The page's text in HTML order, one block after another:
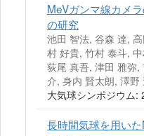
MeVガンマ線カメ
の研究
池田 智法, 谷森 達,
村 好貴, 竹村 泰斗,
荻尾 真吾, 津田 雅弥,
介, 身内 賢太朗, 澤野
大気球シンポジウム:
長時間気球を用い